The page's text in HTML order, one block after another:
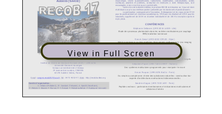
View in Full Screen